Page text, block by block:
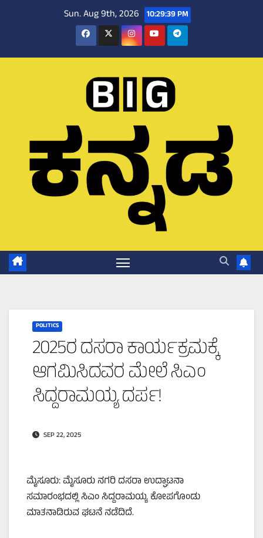
Sun. Aug 9th, 2026 10:29:40 PM
POLITICS
2025ರ ದಸರಾ ಕಾರ್ಯಕ್ರಮಕ್ಕೆ
ಆಗಮಿಸಿದವರ ಮೇಲೆ ಸಿಎಂ
ಸಿದ್ದರಾಮಯ್ಯ ದರ್ಪ!
SEP 22, 2025
ಮೈಸೂರು: ಮೈಸೂರು ನಗರಿ ದಸರಾ ಉದ್ಘಾಟನಾ
ಸಮಾರಂಭದಲ್ಲಿ ಸಿಎಂ ಸಿದ್ದರಾಮಯ್ಯ ಕೋಪಗೊಂಡು
ಮಾತನಾಡಿರುವ ಘಟನೆ ನಡೆದಿದೆ.